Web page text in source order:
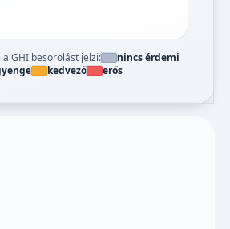
a GHI besorolást jelzi:
nincs érdemi
kedvező erős